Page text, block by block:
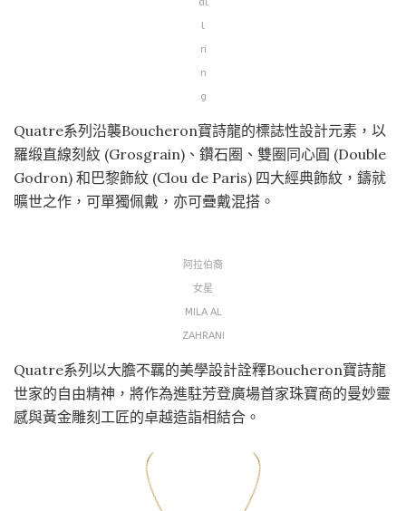
l
ri
n
g
Quatre系列沿襲Boucheron寶詩龍的標誌性設計元素，以
羅缎直線刻紋 (Grosgrain)、鑽石圈、雙圈同心圓 (Double
Godron) 和巴黎飾紋 (Clou de Paris) 四大經典飾紋，鑄就
曠世之作，可單獨佩戴，亦可疊戴混搭。
阿拉伯裔
女星
MILA AL
ZAHRANI
Quatre系列以大膽不羈的美學設計詮釋Boucheron寶詩龍
世家的自由精神，將作為進駐芳登廣場首家珠寶商的曼妙靈
感與黃金雕刻工匠的卓越造詣相結合。